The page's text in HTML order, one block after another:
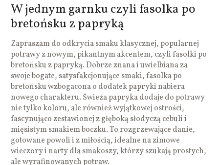
W jednym garnku czyli fasolka po
bretońsku z papryką
Zapraszam do odkrycia smaku klasycznej, popularnej
potrawy z nowym, pikantnym akcentem, czyli fasolki po
bretońsku z papryką. Dobrze znana i uwielbiana za
swoje bogate, satysfakcjonujące smaki, fasolka po
bretońsku wzbogacona o dodatek papryki nabiera
nowego charakteru. Świeża papryka dodaje do potrawy
nie tylko koloru, ale również wyjątkowej ostrości,
fascynująco zestawionej z głęboką słodyczą cebuli i
mięsistym smakiem boczku. To rozgrzewające danie,
gotowane powoli i z miłością, idealne na zimowe
wieczory i narty dla smakoszy, którzy szukają prostych,
ale wyrafinowanych potraw.